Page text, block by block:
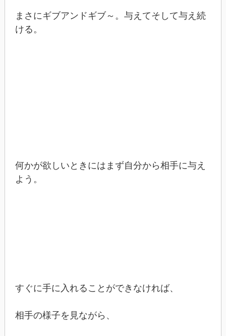
まさにギブアンドギブ～。与えてそして与え続
ける。
何かが欲しいときにはまず自分から相手に与え
よう。
すぐに手に入れることができなければ、
相手の様子を見ながら、